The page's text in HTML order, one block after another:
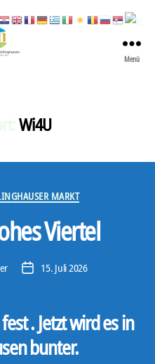
Stadt
Menü
Wi4U
MARKT
Viertel
Veröffentlichungsdatum
15. Juli 2026
. Jetzt wird es in
bunter.